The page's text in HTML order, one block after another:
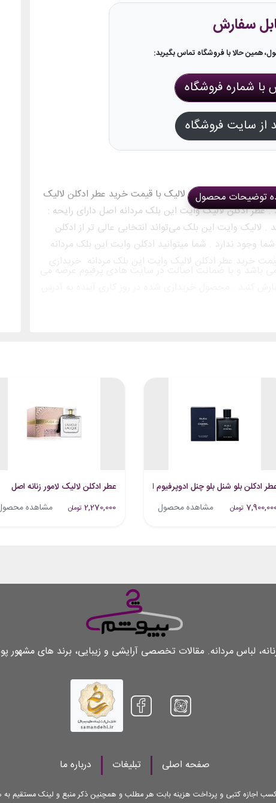
سفارش
همین حالا با فروشگاه تماس بگیرید:
شماره فروشگاه
از سایت فروشگاه
اصل در نمایندگی لالیک با قیمت خرید عطر ادکلن لالیک
عطر ادکلن لالیک وایت این بلک مردانه اصل دارای رایحه :
لالیک وایت این بلک می‌تواند انتخابی عالی تر از ادکلن
وجود ندارد . شما میتوانید ادکلن وایت این بلک مردانه
خرید عطر ادکلن لالیک وایت این بلک مردانه خریداری
توضیحات محصول
ادکلن بلو شنل بلو چنل ادوپرفیوم اصل
تومان مشاهده محصول
عطر ادکلن لالیک لامور زنانه اصل
2,270,000 تومان مشاهده
لباس مردانه. مقالات تخصصی آرایشی و زیبایی، برند های مشهور
صفحه اصلی تبلیغات درباره ما
کسب اجازه کتبی و پرداخت هزینه بابت هر مطلب و همچنین ذکر منبع و لینک مستقیم